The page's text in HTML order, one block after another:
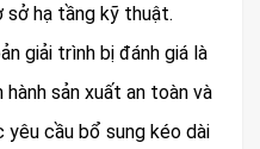
sở hạ tầng kỹ thuật.
giải trình bị đánh giá là
sản xuất an toàn và
cầu bổ sung kéo dài